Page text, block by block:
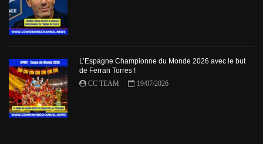
L’Espagne Championne du Monde 2026 avec le but
de Ferran Torres !
CC TEAM
19/07/2026